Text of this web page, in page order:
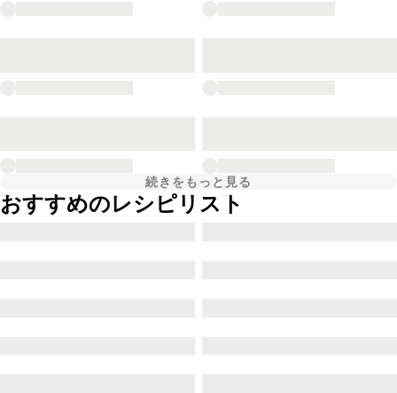
続きをもっと見る
おすすめのレシピリスト